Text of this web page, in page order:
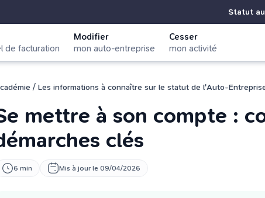
Statut
de facturation
Modifier
mon auto-entreprise
Cesser
mon activité
/ Les informations à connaître sur le statut de l'Auto-
mettre à son compte :
clés
6 min Mis à jour le 09/04/2026